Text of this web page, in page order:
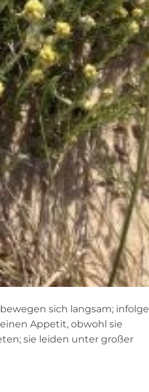
sich langsam; infolge
Appetit, obwohl sie
sie leiden unter großer